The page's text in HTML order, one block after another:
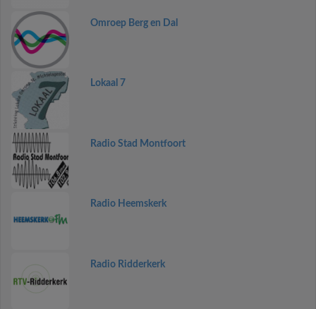
Omroep Berg en Dal
Lokaal 7
Radio Stad Montfoort
Radio Heemskerk
Radio Ridderkerk